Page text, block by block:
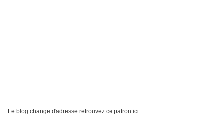
Le blog change d'adresse retrouvez ce patron ici